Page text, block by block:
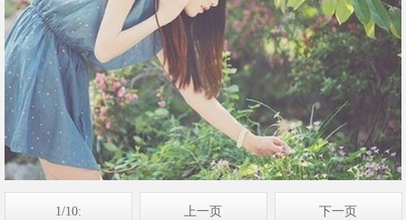
1/10: 上一页 下一页